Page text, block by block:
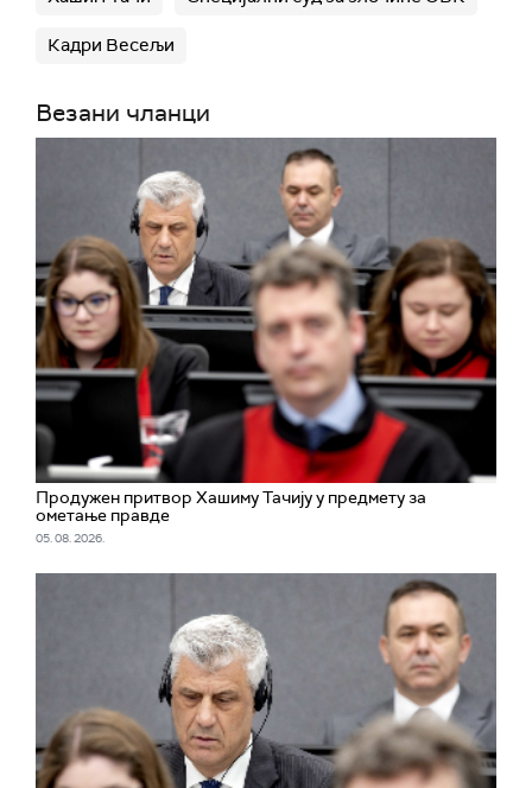
Кадри Весељи
Везани чланци
Продужен притвор Хашиму Тачију у предмету за
ометање правде
05. 08. 2026.